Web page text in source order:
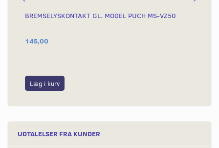
BREMSELYSKONTAKT GL. MODEL PUCH MS-VZ50
145,00
Læg i kurv
UDTALELSER FRA KUNDER